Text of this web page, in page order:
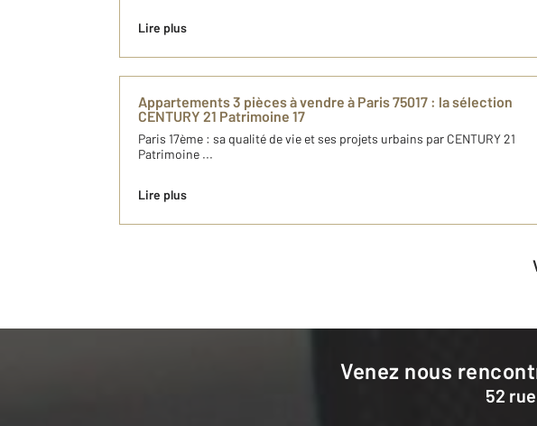
Lire plus
Appartements 3 pièces à vendre à Paris 75017 : la sélection
CENTURY 21 Patrimoine 17
Paris 17ème : sa qualité de vie et ses projets urbains par CENTURY 21
Patrimoine ...
Lire plus
Venez nous
52